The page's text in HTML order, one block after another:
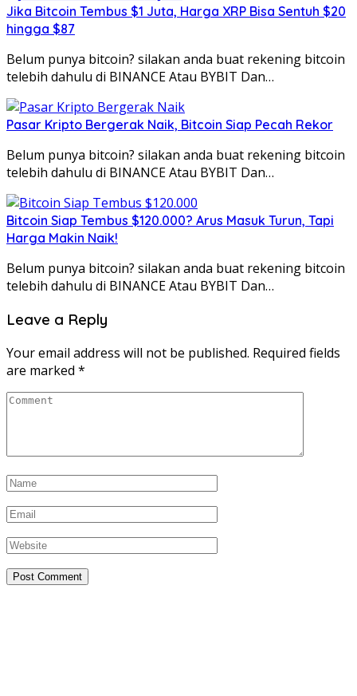
Jika Bitcoin Tembus $1 Juta, Harga XRP Bisa Sentuh $20
hingga $87
Belum punya bitcoin? silakan anda buat rekening bitcoin
telebih dahulu di BINANCE Atau BYBIT Dan…
Pasar Kripto Bergerak Naik, Bitcoin Siap Pecah Rekor
Belum punya bitcoin? silakan anda buat rekening bitcoin
telebih dahulu di BINANCE Atau BYBIT Dan…
Bitcoin Siap Tembus $120.000? Arus Masuk Turun, Tapi
Harga Makin Naik!
Belum punya bitcoin? silakan anda buat rekening bitcoin
telebih dahulu di BINANCE Atau BYBIT Dan…
Leave a Reply
Your email address will not be published. Required fields
are marked *